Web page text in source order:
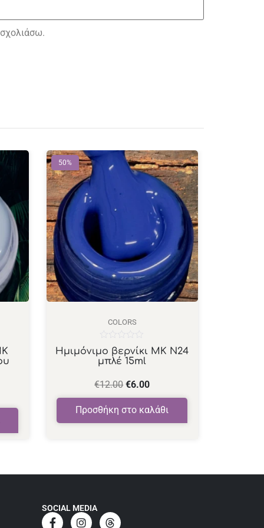
50%
COLORS
Ημιμόνιμο βερνίκι ΜΚ Ν24
μπλέ 15ml
€12.00 €6.00
Προσθήκη στο καλάθι
Βαθμολογήθηκε
με
0
5
SOCIAL MEDIA